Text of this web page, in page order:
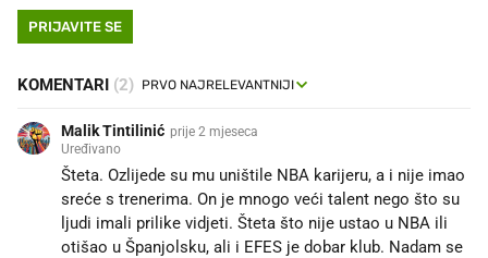
PRIJAVITE SE
KOMENTARI (2)
Malik Tintilinić prije 2 mjeseca
Uređivano
Šteta. Ozlijede su mu uništile NBA karijeru, a i nije imao
sreće s trenerima. On je mnogo veći talent nego što su
ljudi imali prilike vidjeti. Šteta što nije ustao u NBA ili
otišao u Španjolsku, ali i EFES je dobar klub. Nadam se